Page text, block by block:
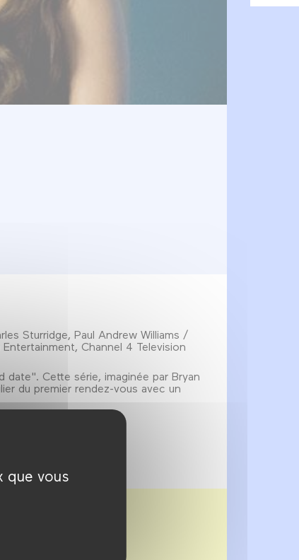
que vous
Sturridge, Paul Andrew Williams /
Channel 4 Television
Cette série, imaginée par Bryan
du premier rendez-vous avec un